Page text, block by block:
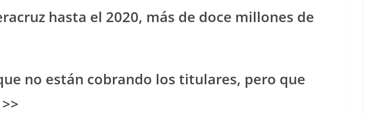
hasta el 2020, más de doce millones de
no están cobrando los titulares, pero que